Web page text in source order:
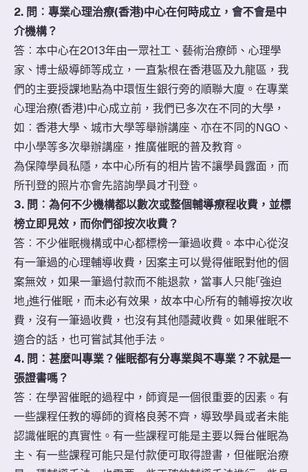
2. 問︰專業心理治療(香港)中心在何時成立，會不會是中
介機構？
答︰本中心在2013年由一眾社工、藝術治療師、心理學
家、博士級導師等成立，一直紮根在香港區及九龍區，我
們的主要授課地點為中環恆生銀行旁的順聯大廈。在專業
心理治療(香港)中心成立前，我們已多次在不同的大學，
如︰香港大學、城市大學等舉辦講座、亦在不同的NGO、
中小學等多次舉辦講座，推廣催眠的普及教育。
為保障學員私隱，本中心所有的相片皆不讓學員露面，而
所刊登的照片亦會先諮詢學員才刊登。
3. 問︰為何不少機構都以數次或整個輔導療程收費，並標
榜立即見效，而你們卻按次收費？
​答︰不少催眠機構或中心都標榜一筆過收費。本中心從沒
有一筆過的心理輔導收費，因案主可以覺得催眠對他的個
案無效，如果一筆過付款而不能退款，當事人只能「強迫
地」進行催眠，而未必有效果，故本中心所有的輔導按次收
費，沒有一筆過收費，也沒有其他隱藏收費。如果催眠不
適合的話，也可嘗試其他手法。
4. 問︰甚麼叫專業？催眠都有分專業與不專業？不就是一
張證書嗎？
答︰在學習催眠的過程中，師資是一個很重要的因素。有
一些課程任教的導師的資格良莠不齊，導致學員或者未能
認識催眠的真實性。有一些課程可能是主要以舞台催眠為
主、有一些課程可能只是付款便可取得證書，但催眠治療